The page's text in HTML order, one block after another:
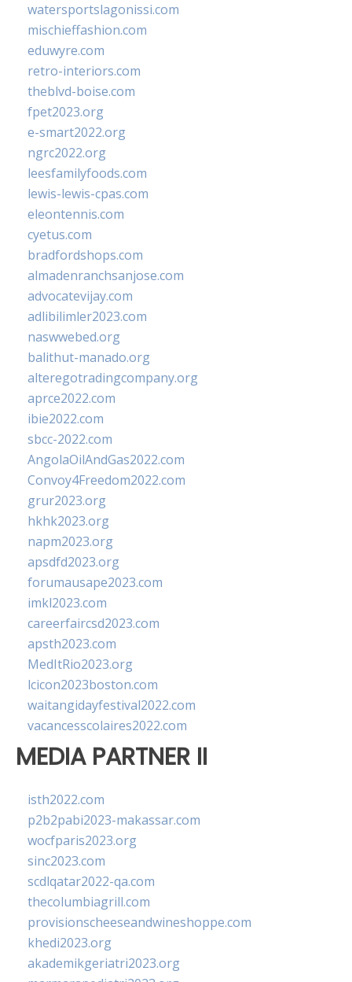
watersportslagonissi.com
mischieffashion.com
eduwyre.com
retro-interiors.com
theblvd-boise.com
fpet2023.org
e-smart2022.org
ngrc2022.org
leesfamilyfoods.com
lewis-lewis-cpas.com
eleontennis.com
cyetus.com
bradfordshops.com
almadenranchsanjose.com
advocatevijay.com
adlibilimler2023.com
naswwebed.org
balithut-manado.org
alteregotradingcompany.org
aprce2022.com
ibie2022.com
sbcc-2022.com
AngolaOilAndGas2022.com
Convoy4Freedom2022.com
grur2023.org
hkhk2023.org
napm2023.org
apsdfd2023.org
forumausape2023.com
imkl2023.com
careerfaircsd2023.com
apsth2023.com
MedItRio2023.org
lcicon2023boston.com
waitangidayfestival2022.com
vacancesscolaires2022.com
MEDIA PARTNER II
isth2022.com
p2b2pabi2023-makassar.com
wocfparis2023.org
sinc2023.com
scdlqatar2022-qa.com
thecolumbiagrill.com
provisionscheeseandwineshoppe.com
khedi2023.org
akademikgeriatri2023.org